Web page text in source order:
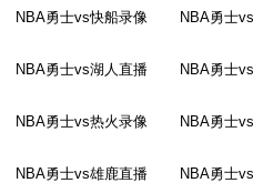
NBA勇士vs快船录像 NBA勇士
NBA勇士vs湖人直播 NBA勇士
NBA勇士vs热火录像 NBA勇士
NBA勇士vs雄鹿直播 NBA勇士